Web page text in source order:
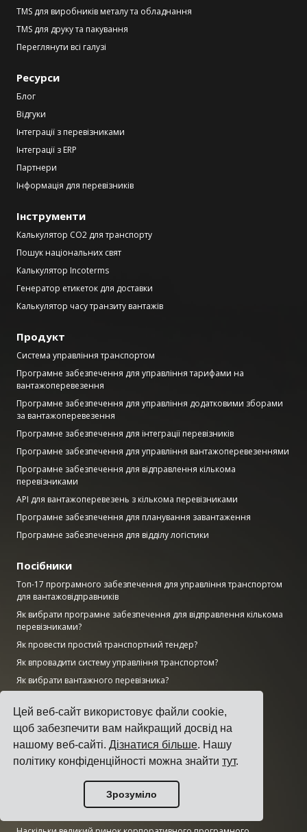
Цей веб-сайт використовує файли cookie,
щоб забезпечити вам найкращий досвід на
нашому веб-сайті.Дізнатися більше. Нашу
політику конфіденційності можна знайтитут.
Зрозуміло
TMS для виробників металу та обладнання
TMS для друку та пакування
Переглянути всі галузі
Ресурси
Блог
Відгуки
Інтеграції з перевізниками
Інтеграції з ERP
Партнери
Інформація для перевізників
Інструменти
Калькулятор CO2 для транспорту
Пошук національних свят
Калькулятор Incoterms
Генератор етикеток для доставки
Калькулятор часу транзиту вантажів
Продукт
Система управління транспортом
Програмне забезпечення для управління тарифами на
вантажоперевезення
Програмне забезпечення для управління додатковими зборами
за вантажоперевезення
Програмне забезпечення для інтеграції перевізників
Програмне забезпечення для управління вантажоперевезеннями
Програмне забезпечення для відправлення кількома
перевізниками
API для вантажоперевезень з кількома перевізниками
Програмне забезпечення для планування завантаження
Програмне забезпечення для відділу логістики
Посібники
Топ-17 програмного забезпечення для управління транспортом
для вантажовідправників
Як вибрати програмне забезпечення для відправлення кількома
перевізниками?
Як провести простий транспортний тендер?
Як впровадити систему управління транспортом?
Як вибрати вантажного перевізника?
KPI вантажоперевезень, які повинен відстежувати кожен
логістичний менеджер
Дослідження
Скільки CO2 виділяє транспортний сектор?